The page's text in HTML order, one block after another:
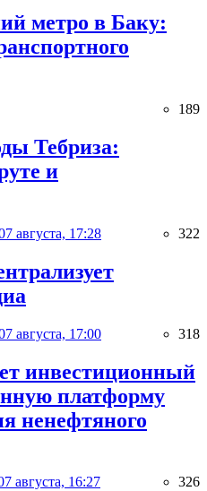
метро в Баку:
189
Тебриза:
и
августа, 17:28 322
августа, 17:00 318
инвестиционный
платформу
ненефтяного
августа, 16:27 326